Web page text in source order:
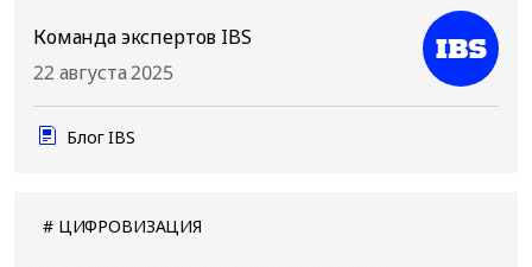
Команда экспертов IBS
22 августа 2025
Блог IBS
ЦИФРОВИЗАЦИЯ